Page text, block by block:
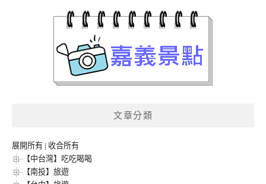
文章分類
展開所有 | 收合所有
【中台灣】吃吃喝喝
【南投】旅遊